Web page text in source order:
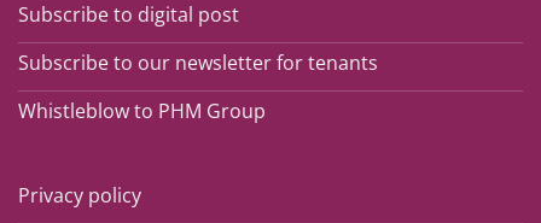
Subscribe to digital post
Subscribe to our newsletter for tenants
Whistleblow to PHM Group
Privacy policy